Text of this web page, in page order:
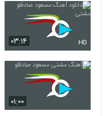
۰۳:۱۴ HD
۰۱:۰۰